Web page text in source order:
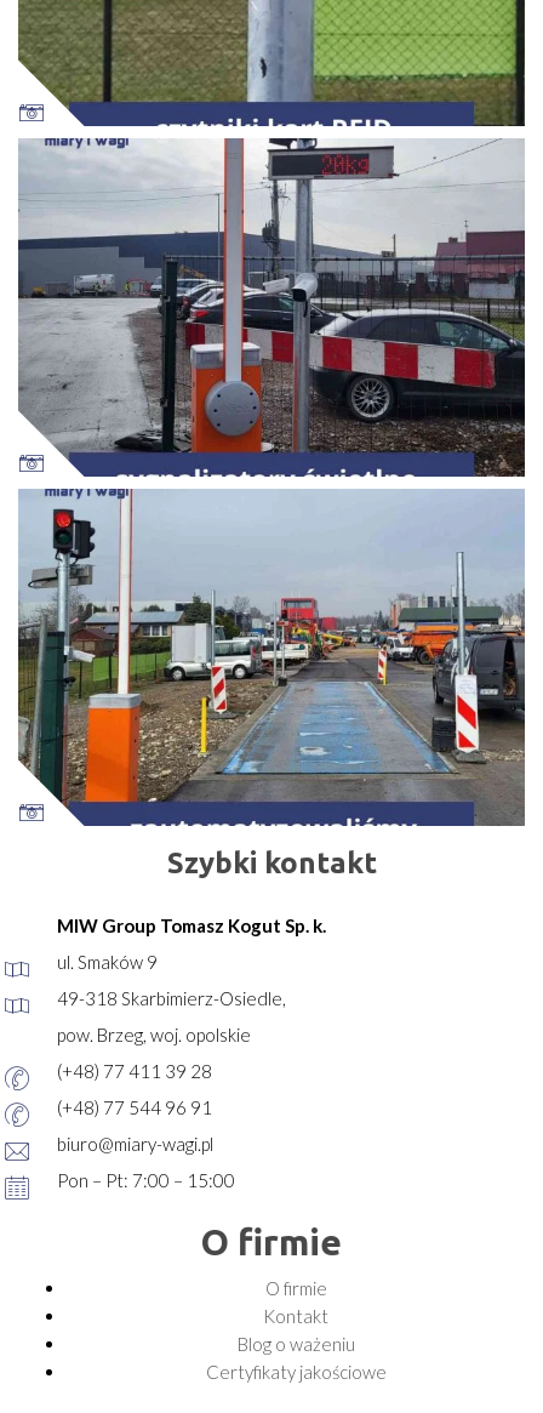
Szybki kontakt
MIW Group Tomasz Kogut Sp. k.
ul. Smaków 9
49-318 Skarbimierz-Osiedle,
pow. Brzeg, woj. opolskie
(+48) 77 411 39 28
(+48) 77 544 96 91
biuro@miary-wagi.pl
Pon – Pt: 7:00 – 15:00
O firmie
O firmie
Kontakt
Blog o ważeniu
Certyfikaty jakościowe